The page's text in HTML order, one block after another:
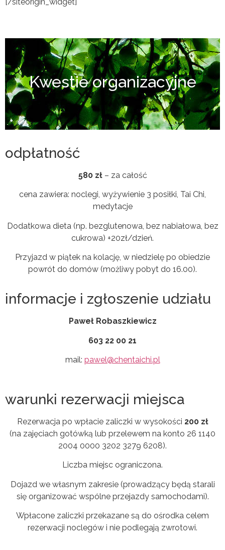
Kwestie organizacyjne
odpłatność
580 zł – za całość
cena zawiera: noclegi, wyżywienie 3 posiłki, Tai Chi,
medytacje
Dodatkowa dieta (np. bezglutenowa, bez nabiałowa, bez
cukrowa) +20zł/dzień.
Przyjazd w piątek na kolację, w niedzielę po obiedzie
powrót do domów (możliwy pobyt do 16.00).
informacje i zgłoszenie udziału
Paweł Robaszkiewicz
603 22 00 21
mail: pawel@chentaichi.pl
warunki rezerwacji miejsca
Rezerwacja po wpłacie zaliczki w wysokości 200 zł
(na zajęciach gotówką lub przelewem na konto 26 1140
2004 0000 3202 3279 6208).
Liczba miejsc ograniczona.
Dojazd we własnym zakresie (prowadzący będą starali
się organizować wspólne przejazdy samochodami).
Wpłacone zaliczki przekazane są do ośrodka celem
rezerwacji noclegów i nie podlegają zwrotowi.